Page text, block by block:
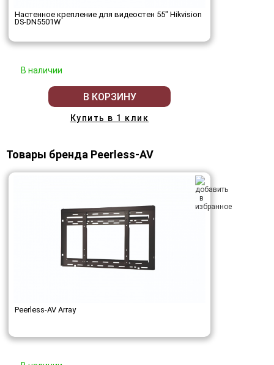
Настенное крепление для видеостен 55" Hikvision
DS-DN5501W
В наличии
В КОРЗИНУ
Купить в 1 клик
Товары бренда Peerless-AV
Peerless-AV Array